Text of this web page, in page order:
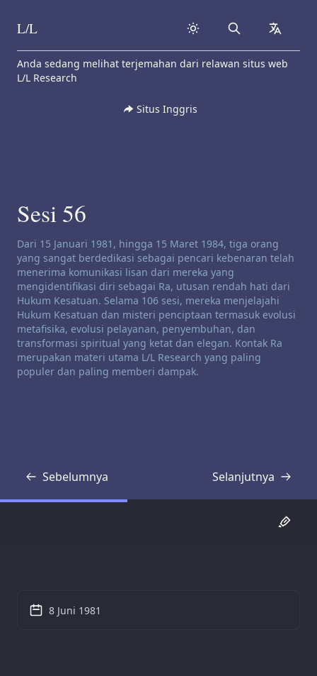
Skip to content
L/L Search
Anda sedang melihat terjemahan dari relawan situs web
L/L Research
Situs Inggris
Sesi 56
Penafian saluran:
Dari 15 Januari 1981, hingga 15 Maret 1984, tiga orang
yang sangat berdedikasi sebagai pencari kebenaran telah
menerima komunikasi lisan dari mereka yang
mengidentifikasi diri sebagai Ra, utusan rendah hati dari
Hukum Kesatuan. Selama 106 sesi, mereka menjelajahi
Hukum Kesatuan dan misteri penciptaan termasuk evolusi
metafisika, evolusi pelayanan, penyembuhan, dan
transformasi spiritual yang ketat dan elegan. Kontak Ra
merupakan materi utama L/L Research yang paling
populer dan paling memberi dampak.
Sebelumnya
Transkrip Selanjutnya
Transkrip
8 Juni 1981